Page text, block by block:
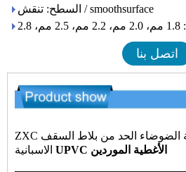
السطح: تنقش / smoothsurface
اتصل بنا
ZXC مخصص الصين المتقدمة الضوضاء الحد من بلاط السقف
UPVC الأغطية الموردين